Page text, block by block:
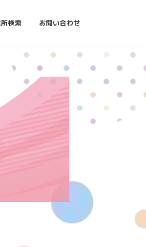
検索 お問い合わせ